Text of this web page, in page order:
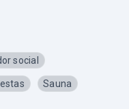
social
Sauna